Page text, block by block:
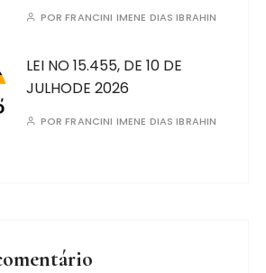
PORFRANCINI IMENE DIAS IBRAHIN
LEI NO 15.455, DE 10 DE
JULHODE 2026
PORFRANCINI IMENE DIAS IBRAHIN